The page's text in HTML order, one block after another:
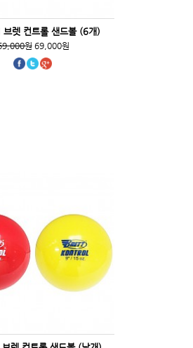
렛 컨트롤 샌드볼 (6개)
원69,000원